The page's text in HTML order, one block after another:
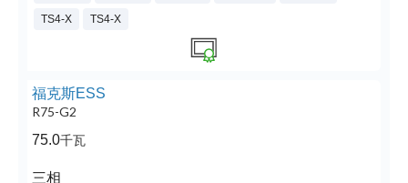
TS4-X TS4-X
福克斯ESS
R75-G2
75.0千瓦
三相